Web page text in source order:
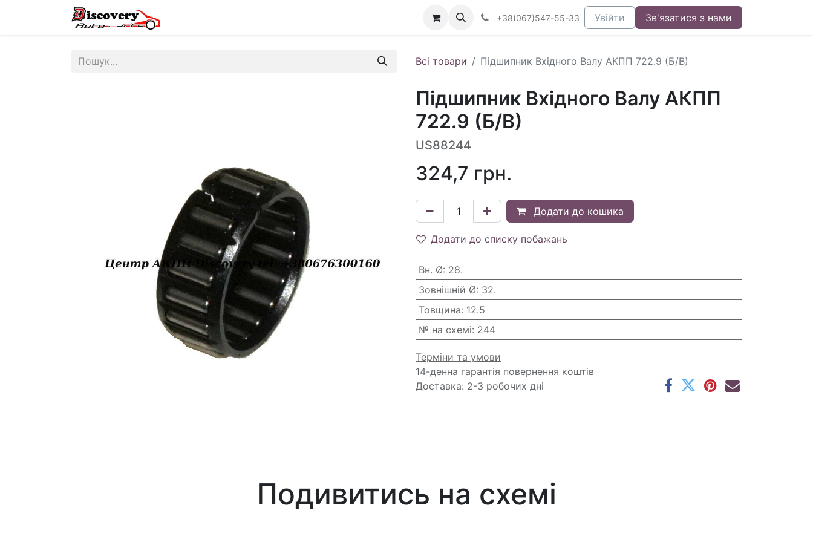
+38(067)547-55-33 Увійти Зв'язатися з нами
Всі товари Підшипник Вхідного Валу АКПП 722.9 (Б/В)
Підшипник Вхідного Валу АКПП
722.9 (Б/В)
US88244
324,7 грн.
Додати до кошика
Додати до списку побажань
Вн. Ø: 28.
Зовнішній Ø: 32.
Товщина: 12.5
№ на схемі: 244
Терміни та умови
14-денна гарантія повернення коштів
Доставка: 2-3 робочих дні
Подивитись на схемі